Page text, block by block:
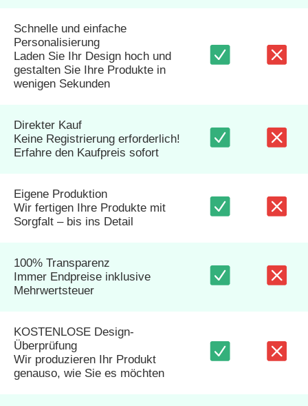
Schnelle und einfache
Personalisierung
Laden Sie Ihr Design hoch und
gestalten Sie Ihre Produkte in
wenigen Sekunden
Direkter Kauf
Keine Registrierung erforderlich!
Erfahre den Kaufpreis sofort
Eigene Produktion
Wir fertigen Ihre Produkte mit
Sorgfalt – bis ins Detail
100% Transparenz
Immer Endpreise inklusive
Mehrwertsteuer
KOSTENLOSE Design-
Überprüfung
Wir produzieren Ihr Produkt
genauso, wie Sie es möchten